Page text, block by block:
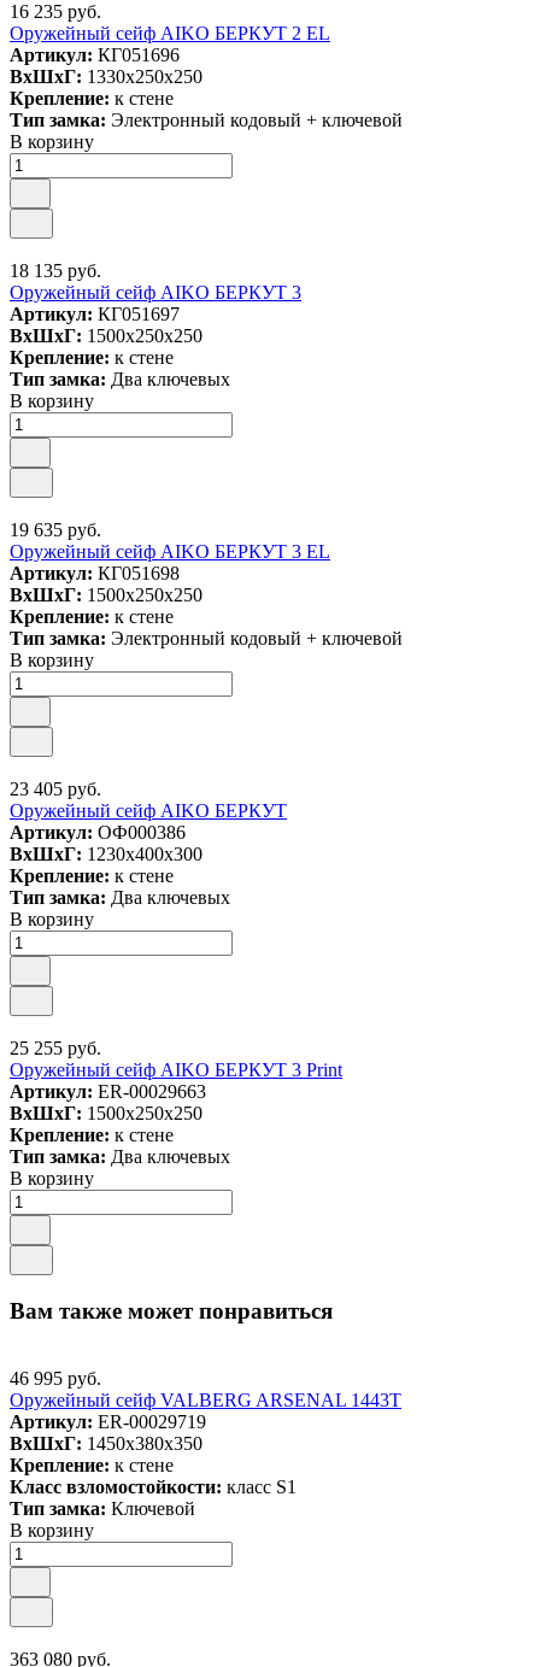
16 235 руб.
Оружейный сейф AIKO БЕРКУТ 2 EL
Артикул: КГ051696
ВxШxГ: 1330x250x250
Крепление: к стене
Тип замка: Электронный кодовый + ключевой
В корзину
18 135 руб.
Оружейный сейф AIKO БЕРКУТ 3
Артикул: КГ051697
ВxШxГ: 1500x250x250
Крепление: к стене
Тип замка: Два ключевых
В корзину
19 635 руб.
Оружейный сейф AIKO БЕРКУТ 3 EL
Артикул: КГ051698
ВxШxГ: 1500x250x250
Крепление: к стене
Тип замка: Электронный кодовый + ключевой
В корзину
23 405 руб.
Оружейный сейф AIKO БЕРКУТ
Артикул: ОФ000386
ВxШxГ: 1230x400x300
Крепление: к стене
Тип замка: Два ключевых
В корзину
25 255 руб.
Оружейный сейф AIKO БЕРКУТ 3 Print
Артикул: ER-00029663
ВxШxГ: 1500x250x250
Крепление: к стене
Тип замка: Два ключевых
В корзину
Вам также может понравиться
46 995 руб.
Оружейный сейф VALBERG ARSENAL 1443Т
Артикул: ER-00029719
ВxШxГ: 1450x380x350
Крепление: к стене
Класс взломостойкости: класс S1
Тип замка: Ключевой
В корзину
363 080 руб.